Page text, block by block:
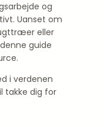
og
Uanset om
eller
guide
i verdenen
takke dig for